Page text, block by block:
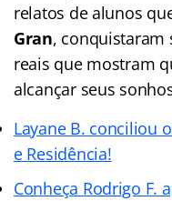
relatos de alunos
Gran, conquistaram
reais que mostram
alcançar seus
Layane B. conciliou
e Residência!
Conheça Rodrigo F.